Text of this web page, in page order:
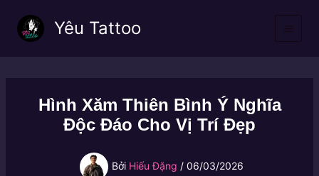
Yêu Tattoo
Hình Xăm Thiên Bình Ý Nghĩa
Độc Đáo Cho Vị Trí Đẹp
Bởi Hiếu Đặng / 06/03/2026